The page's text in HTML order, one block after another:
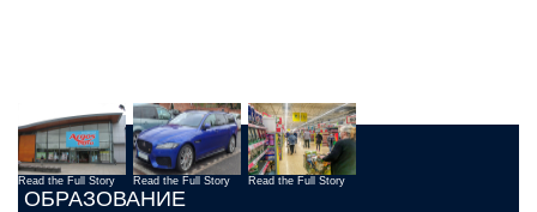
Read the Full Story Read the Full Story Read the Full Story
ОБРАЗОВАНИЕ